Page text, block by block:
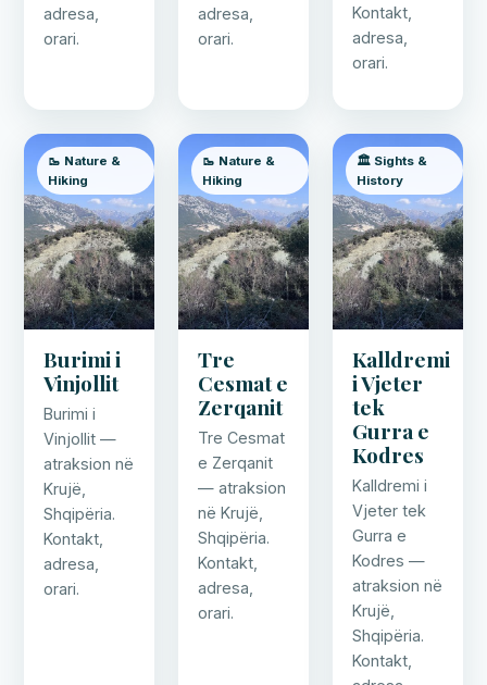
adresa,
orari.
adresa,
orari.
Kontakt,
adresa,
orari.
🥾 Nature &
Hiking
Burimi i
Vinjollit
Burimi i
Vinjollit —
atraksion në
Krujë,
Shqipëria.
Kontakt,
adresa,
orari.
🥾 Nature &
Hiking
Tre
Cesmat e
Zerqanit
Tre Cesmat
e Zerqanit
— atraksion
në Krujë,
Shqipëria.
Kontakt,
adresa,
orari.
🏛️ Sights &
History
Kalldremi
i Vjeter
tek
Gurra e
Kodres
Kalldremi i
Vjeter tek
Gurra e
Kodres —
atraksion në
Krujë,
Shqipëria.
Kontakt,